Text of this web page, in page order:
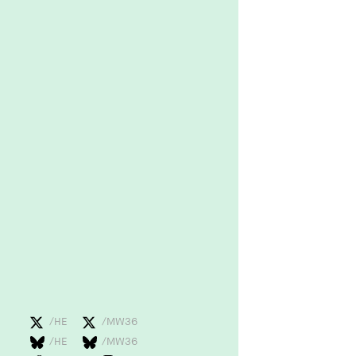
/HE
/MW36
/HE
/MW36
Cookie Laufzeit: